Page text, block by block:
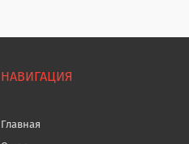
НАВИГАЦИЯ
Главная